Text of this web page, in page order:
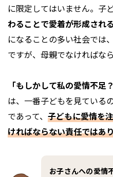
に限定してはいません。子
わることで愛着が形成される
になることの多い社会では
ですが、母親でなければな
「もしかして私の愛情不足？
は、一番子どもを見ている
であって、 子どもに愛情を
ければならない責任ではあ
お子さんへの愛情